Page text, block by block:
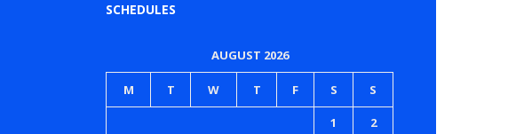
SCHEDULES
AUGUST 2026
M T W T F S S
1
2